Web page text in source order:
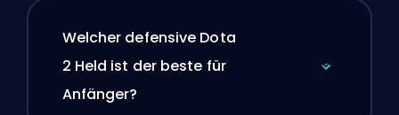
Welcher defensive Dota
2 Held ist der beste für
Anfänger?